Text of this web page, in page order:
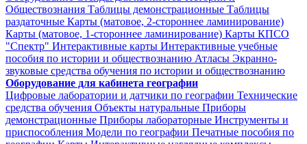
Обществознания Таблицы демонстрационные Таблицы
раздаточные Карты (матовое, 2-стороннее ламинирование)
Карты (матовое, 1-стороннее ламинирование) Карты КПСО
"Спектр" Интерактивные карты Интерактивные учебные
пособия по истории и обществознанию Атласы Экранно-
звуковые средства обучения по истории и обществознанию
Оборудование для кабинета географии
Цифровые лаборатории и датчики по географии Технические
средства обучения Объекты натуральные Приборы
демонстрационные Приборы лабораторные Инструменты и
приспособления Модели по географии Печатные пособия по